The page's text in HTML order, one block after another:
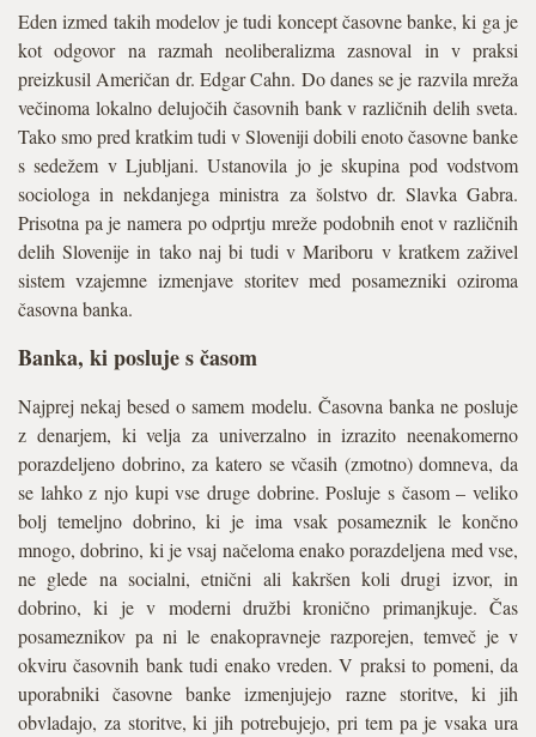
Eden izmed takih modelov je tudi koncept časovne banke, ki ga je
kot odgovor na razmah neoliberalizma zasnoval in v praksi
preizkusil Američan dr. Edgar Cahn. Do danes se je razvila mreža
večinoma lokalno delujočih časovnih bank v različnih delih sveta.
Tako smo pred kratkim tudi v Sloveniji dobili enoto časovne banke
s sedežem v Ljubljani. Ustanovila jo je skupina pod vodstvom
sociologa in nekdanjega ministra za šolstvo dr. Slavka Gabra.
Prisotna pa je namera po odprtju mreže podobnih enot v različnih
delih Slovenije in tako naj bi tudi v Mariboru v kratkem zaživel
sistem vzajemne izmenjave storitev med posamezniki oziroma
časovna banka.
Banka, ki posluje s časom
Najprej nekaj besed o samem modelu. Časovna banka ne posluje
z denarjem, ki velja za univerzalno in izrazito neenakomerno
porazdeljeno dobrino, za katero se včasih (zmotno) domneva, da
se lahko z njo kupi vse druge dobrine. Posluje s časom – veliko
bolj temeljno dobrino, ki je ima vsak posameznik le končno
mnogo, dobrino, ki je vsaj načeloma enako porazdeljena med vse,
ne glede na socialni, etnični ali kakršen koli drugi izvor, in
dobrino, ki je v moderni družbi kronično primanjkuje. Čas
posameznikov pa ni le enakopravneje razporejen, temveč je v
okviru časovnih bank tudi enako vreden. V praksi to pomeni, da
uporabniki časovne banke izmenjujejo razne storitve, ki jih
obvladajo, za storitve, ki jih potrebujejo, pri tem pa je vsaka ura